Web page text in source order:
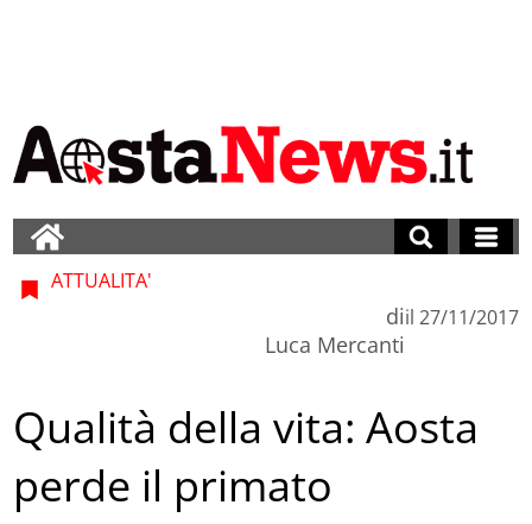
ATTUALITA'
di
Luca Mercanti
il 27/11/2017
Qualità della vita: Aosta
perde il primato